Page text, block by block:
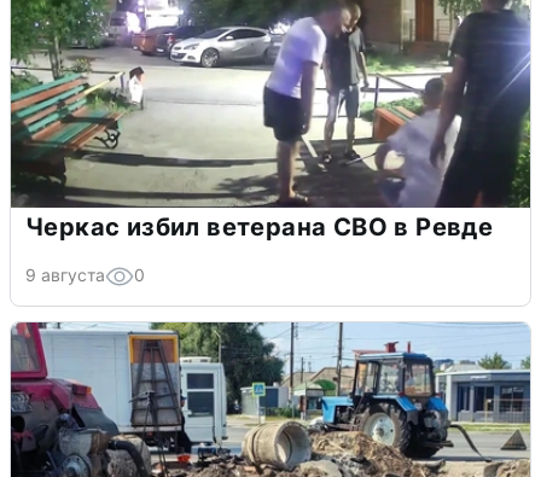
Черкас избил ветерана СВО в Ревде
9 августа 0